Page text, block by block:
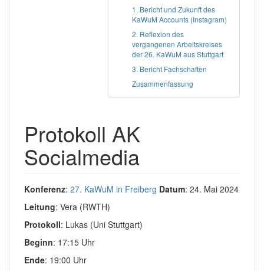
1. Bericht und Zukunft des
KaWuM Accounts (Instagram)
2. Reflexion des
vergangenen Arbeitskreises
der 26. KaWuM aus Stuttgart
3. Bericht Fachschaften
Zusammenfassung
Protokoll AK
Socialmedia
Konferenz: 27. KaWuM in Freiberg Datum: 24. Mai 2024
Leitung: Vera (RWTH)
Protokoll: Lukas (Uni Stuttgart)
Beginn: 17:15 Uhr
Ende: 19:00 Uhr